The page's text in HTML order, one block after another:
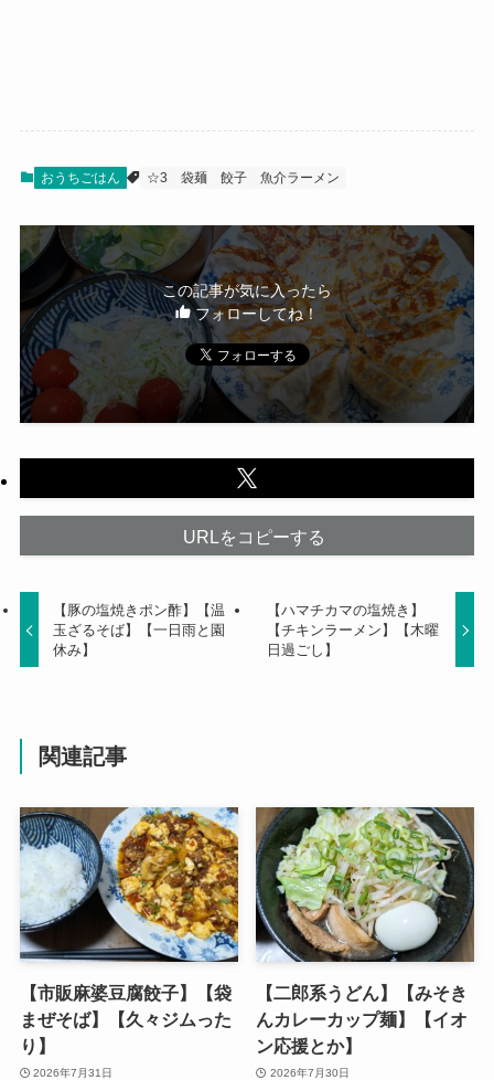
おうちごはん ☆3 袋麺 餃子 魚介ラーメン
この記事が気に入ったら
フォローしてね！
URLをコピーする
【豚の塩焼きポン酢】【温
玉ざるそば】【一日雨と園
休み】
【ハマチカマの塩焼き】
【チキンラーメン】【木曜
日過ごし】
関連記事
【市販麻婆豆腐餃子】【袋
まぜそば】【久々ジムった
り】
2026年7月31日
【二郎系うどん】【みそき
んカレーカップ麺】【イオ
ン応援とか】
2026年7月30日